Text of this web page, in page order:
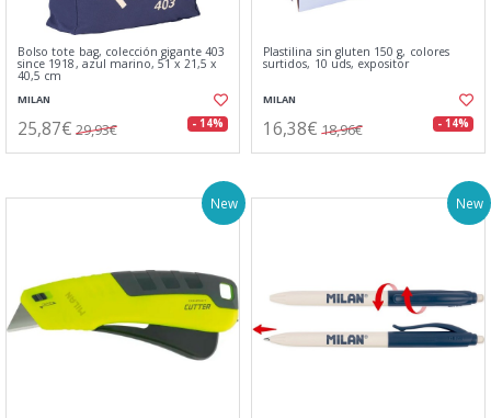
Bolso tote bag, colección gigante 403
since 1918, azul marino, 51 x 21,5 x
40,5 cm
MILAN
25,87€ 29,93€ - 14%
Plastilina sin gluten 150 g, colores
surtidos, 10 uds, expositor
MILAN
16,38€ 18,96€ - 14%
New New